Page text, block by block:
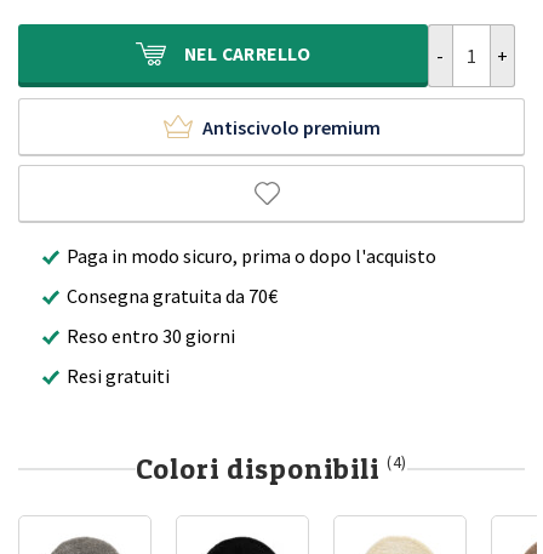
230,00€.
164,90€.
NEL CARRELLO
Antiscivolo premium
Paga in modo sicuro, prima o dopo l'acquisto
Consegna gratuita da 70€
Reso entro 30 giorni
Resi gratuiti
Colori disponibili (4)